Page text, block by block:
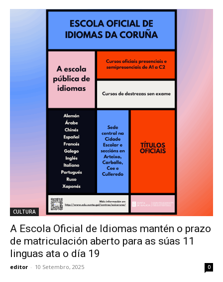
CULTURA
A Escola Oficial de Idiomas mantén o prazo
de matriculación aberto para as súas 11
linguas ata o día 19
editor - 10 Setembro, 2025 0